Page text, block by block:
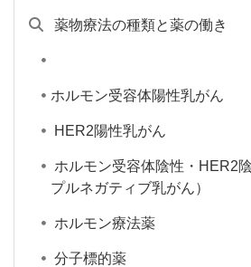
薬物療法の種類と薬の働き
ホルモン受容体陽性乳がん
HER2陽性乳がん
ホルモン受容体陰性・HER2
プルネガティブ乳がん）
ホルモン療法薬
分子標的薬